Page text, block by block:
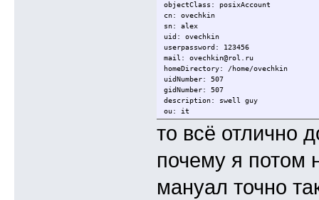
objectClass: posixAccount
cn: ovechkin
sn: alex
uid: ovechkin
userpassword: 123456
mail: ovechkin@rol.ru
homeDirectory: /home/ovechkin
uidNumber: 507
gidNumber: 507
description: swell guy
ou: it
то всё отлично
почему я потом
мануал точно